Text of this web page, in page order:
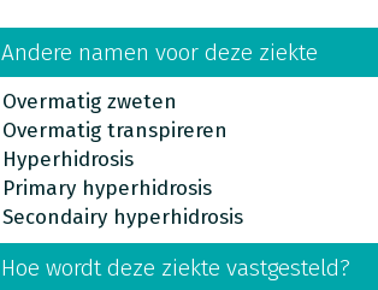
Andere namen voor deze ziekte
Overmatig zweten
Overmatig transpireren
Hyperhidrosis
Primary hyperhidrosis
Secondairy hyperhidrosis
Hoe wordt deze ziekte vastgesteld?